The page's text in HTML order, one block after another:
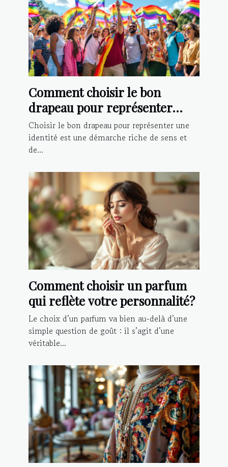
Comment choisir le bon
drapeau pour représenter
votre identité?
Choisir le bon drapeau pour représenter une
identité est une démarche riche de sens et
de...
Comment choisir un parfum
qui reflète votre personnalité?
Le choix d’un parfum va bien au-delà d’une
simple question de goût : il s’agit d’une
véritable...